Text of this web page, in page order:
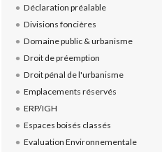
Déclaration préalable
Divisions foncières
Domaine public & urbanisme
Droit de préemption
Droit pénal de l'urbanisme
Emplacements réservés
ERP/IGH
Espaces boisés classés
Evaluation Environnementale